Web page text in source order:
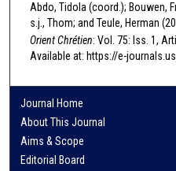
Abdo, Tidola (coord.); Bouwen,
s.j., Thom; and Teule, Herman
Orient Chrétien: Vol. 75: Iss. 1,
Available at: https://e-
Journal Home
About This Journal
Aims & Scope
Editorial Board